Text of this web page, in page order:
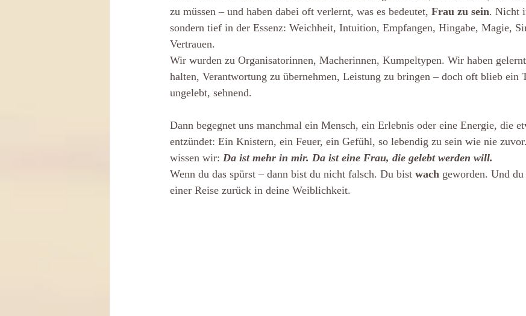
zu müssen – und haben dabei oft verlernt, was es bedeutet, Frau zu sein. Nicht
sondern tief in der Essenz: Weichheit, Intuition, Empfangen, Hingabe, Magie,
Vertrauen.
Wir wurden zu Organisatorinnen, Macherinnen, Kumpeltypen. Wir haben
halten, Verantwortung zu übernehmen, Leistung zu bringen – doch oft blieb ein
ungelebt, sehnend.
Dann begegnet uns manchmal ein Mensch, ein Erlebnis oder eine Energie, die
entzündet: Ein Knistern, ein Feuer, ein Gefühl, so lebendig zu sein wie nie
wissen wir: Da ist mehr in mir. Da ist eine Frau, die gelebt werden will.
Wenn du das spürst – dann bist du nicht falsch. Du bist wach geworden. Und
einer Reise zurück in deine Weiblichkeit.